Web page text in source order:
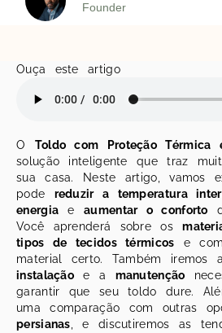
Founder
Ouça este artigo
O Toldo com Proteção Térmica
solução inteligente que traz
sua casa. Neste artigo, vamos
pode reduzir a temperatura
energia eaumentar o conforto
Você aprenderá sobre os
tipos de tecidos térmicos e
material certo. Também iremos
instalação e a manutenção
garantir que seu toldo dure.
uma comparação com outras
persianas, e discutiremos as